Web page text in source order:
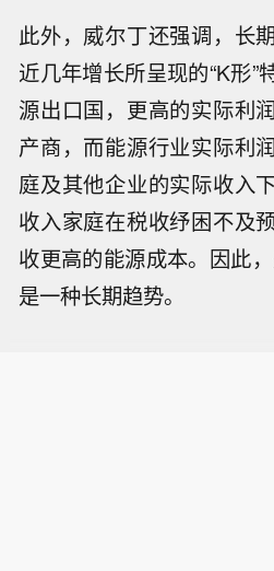
此外，威尔丁还强调，长
近几年增长所呈现的“K形”
源出口国，更高的实际利
产商，而能源行业实际利
庭及其他企业的实际收入
收入家庭在税收纾困不及
收更高的能源成本。因此
是一种长期趋势。